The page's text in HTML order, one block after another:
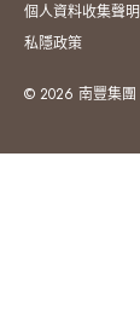
個人資料收集聲明
私隱政策
© 2026 南豐集團